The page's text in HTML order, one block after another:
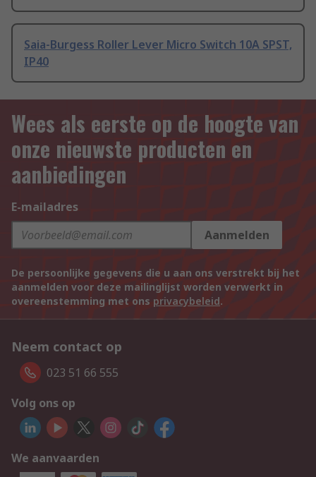
Saia-Burgess Roller Lever Micro Switch 10A SPST,
IP40
Wees als eerste op de hoogte van
onze nieuwste producten en
aanbiedingen
E-mailadres
Aanmelden
De persoonlijke gegevens die u aan ons verstrekt bij het
aanmelden voor deze mailinglijst worden verwerkt in
overeenstemming met ons privacybeleid.
Neem contact op
023 51 66 555
Volg ons op
We aanvaarden